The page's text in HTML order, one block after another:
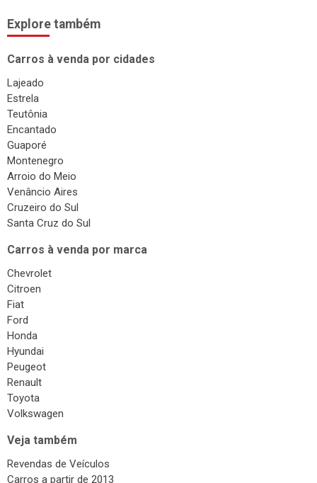
Explore também
Carros à venda por cidades
Lajeado
Estrela
Teutônia
Encantado
Guaporé
Montenegro
Arroio do Meio
Venâncio Aires
Cruzeiro do Sul
Santa Cruz do Sul
Carros à venda por marca
Chevrolet
Citroen
Fiat
Ford
Honda
Hyundai
Peugeot
Renault
Toyota
Volkswagen
Veja também
Revendas de Veículos
Carros a partir de 2013